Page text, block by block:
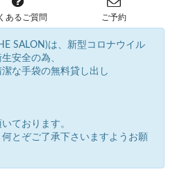
あるご質問 ご予約
SALON)は、新型コロナウイル
安全の為、
な手袋の無料貸し出し
ております。
とぞご了承下さいますようお願